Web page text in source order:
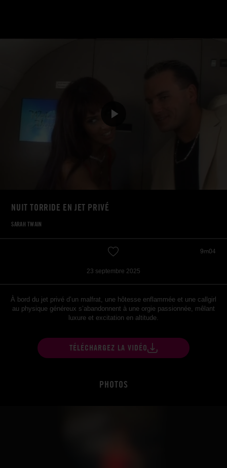
NUIT TORRIDE EN JET PRIVÉ
SARAH TWAIN
9m04
23 septembre 2025
À bord du jet privé d’un malfrat, une hôtesse enflammée et une callgirl
au physique généreux s’abandonnent à une orgie passionnée, mêlant
luxure et excitation en altitude.
TÉLÉCHARGEZ LA VIDÉO
PHOTOS